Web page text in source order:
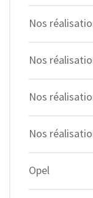
Nos
Nos
Nos
Nos
Opel